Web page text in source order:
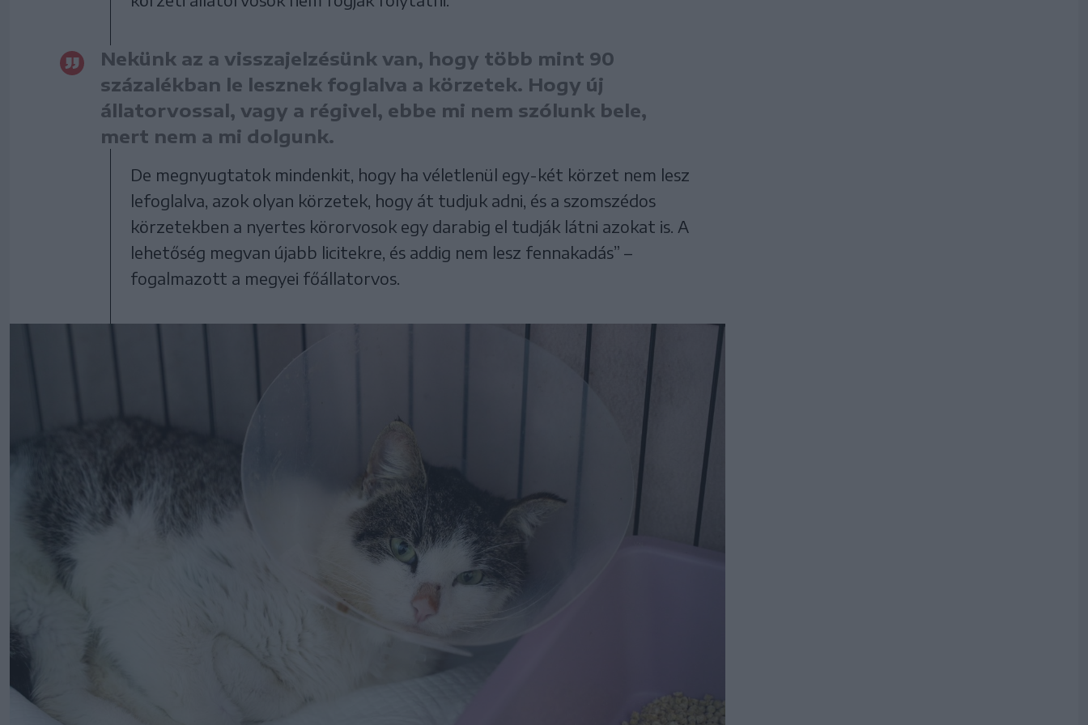
Nekünk az a visszajelzésünk van, hogy több mint 90
százalékban le lesznek foglalva a körzetek. Hogy új
állatorvossal, vagy a régivel, ebbe mi nem szólunk bele,
mert nem a mi dolgunk.
De megnyugtatok mindenkit, hogy ha véletlenül egy-két körzet nem lesz
lefoglalva, azok olyan körzetek, hogy át tudjuk adni, és a szomszédos
körzetekben a nyertes körorvosok egy darabig el tudják látni azokat is. A
lehetőség megvan újabb licitekre, és addig nem lesz fennakadás” –
fogalmazott a megyei főállatorvos.